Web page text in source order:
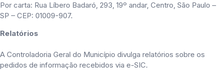
Por carta: Rua Líbero Badaró, 293, 19º andar, Centro, São Paulo –
SP – CEP: 01009-907.
Relatórios
A Controladoria Geral do Município divulga relatórios sobre os
pedidos de informação recebidos via e-SIC.